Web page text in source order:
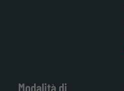
Modalità di